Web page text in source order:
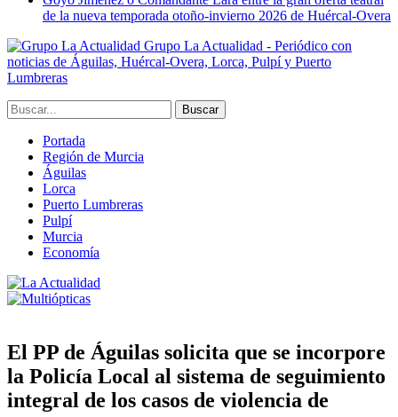
de la nueva temporada otoño-invierno 2026 de Huércal-Overa
Grupo La Actualidad - Periódico con
noticias de Águilas, Huércal-Overa, Lorca, Pulpí y Puerto
Lumbreras
Portada
Región de Murcia
Águilas
Lorca
Puerto Lumbreras
Pulpí
Murcia
Economía
El PP de Águilas solicita que se incorpore
la Policía Local al sistema de seguimiento
integral de los casos de violencia de